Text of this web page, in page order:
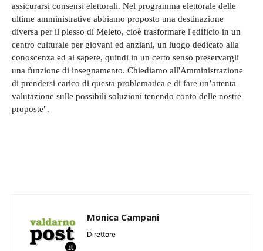
assicurarsi consensi elettorali. Nel programma elettorale delle
ultime amministrative abbiamo proposto una destinazione
diversa per il plesso di Meleto, cioè trasformare l'edificio in un
centro culturale per giovani ed anziani, un luogo dedicato alla
conoscenza ed al sapere, quindi in un certo senso preservargli
una funzione di insegnamento. Chiediamo all'Amministrazione
di prendersi carico di questa problematica e di fare un’attenta
valutazione sulle possibili soluzioni tenendo conto delle nostre
proposte".
Monica Campani
Direttore